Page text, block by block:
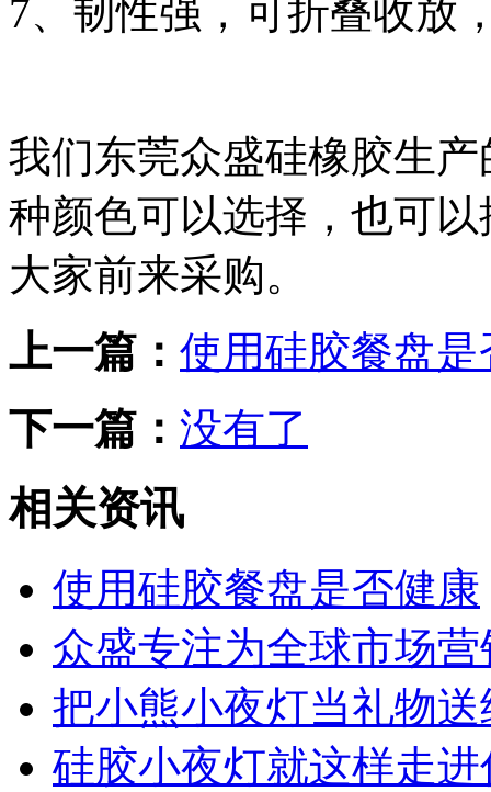
7、 韧性强，可折叠收放
我们东莞众盛硅橡胶生
种颜色可以选择，也可
大家前来采购。
上一篇： 使用硅胶餐盘是
下一篇： 没有了
相关资讯
使用硅胶餐盘是否健康
众盛专注为全球市场
把小熊小夜灯当礼物送
硅胶小夜灯就这样走